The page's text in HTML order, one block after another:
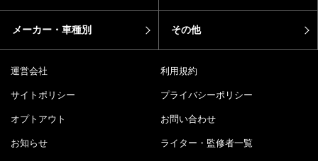
メーカー・車種別 その他
運営会社 利用規約
サイトポリシー プライバシーポリシー
オプトアウト お問い合わせ
お知らせ ライター・監修者一覧